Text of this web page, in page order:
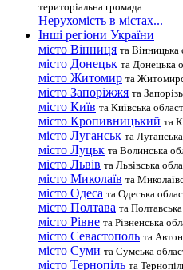
територіальна громада
Нерухомість в містах...
Інші регіони України
місто Вінниця та Вінницька
місто Донецьк та Донецька
місто Житомир та
місто Запоріжжя та
місто Київ та Київська
місто Кропивницький та
місто Луганськ та
місто Луцьк та Волинська
місто Львів та Львівська
місто Миколаїв та
місто Одеса та Одеська
місто Полтава та
місто Рівне та Рівненська
місто Севастополь та
місто Суми та Сумська
місто Тернопіль та